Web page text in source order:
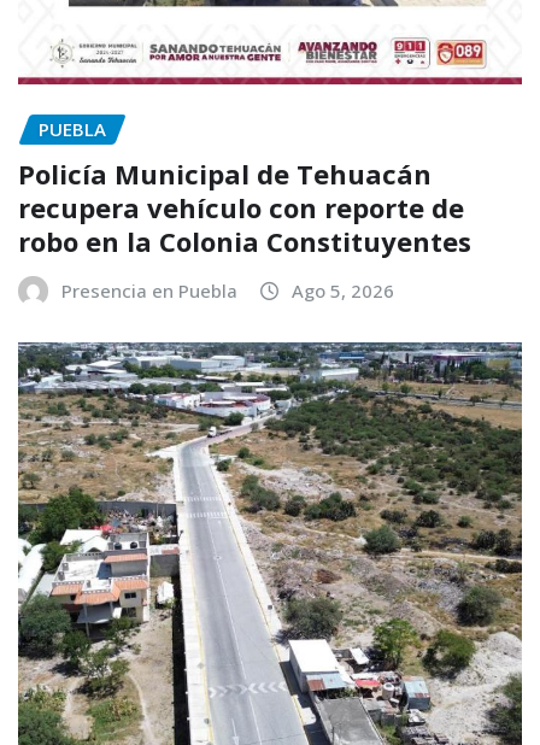
PUEBLA
Policía Municipal de Tehuacán
recupera vehículo con reporte de
robo en la Colonia Constituyentes
Presencia en Puebla Ago 5, 2026